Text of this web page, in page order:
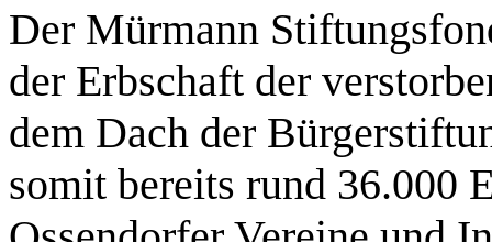
Der Mürmann
der Erbschaft der
dem Dach der
somit bereits rund 36.000